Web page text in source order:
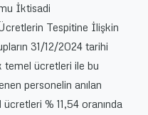
İktisadi
Tespitine İlişkin
31/12/2024 tarihi
temel ücretleri ile bu
personelin anılan
% 11,54 oranında